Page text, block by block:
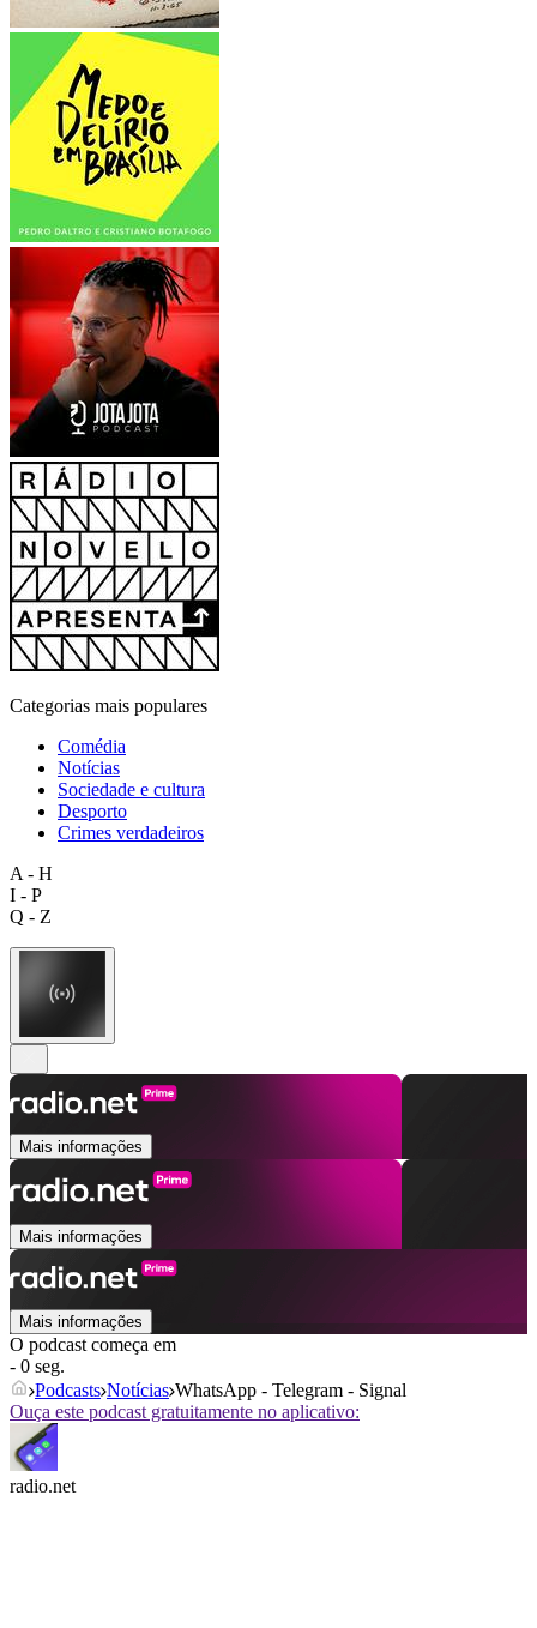
Categorias mais populares
Comédia
Notícias
Sociedade e cultura
Desporto
Crimes verdadeiros
A - H
I - P
Q - Z
Mais informações
Mais informações
Mais informações
O podcast começa em
- 0 seg.
Podcasts Notícias WhatsApp - Telegram - Signal
Ouça este podcast gratuitamente no aplicativo:
radio.net